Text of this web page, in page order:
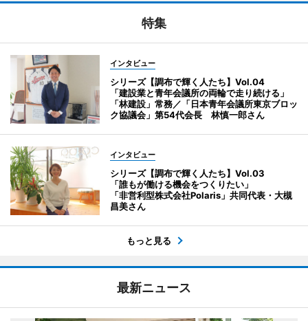
特集
インタビュー
シリーズ【調布で輝く人たち】Vol.04
「建設業と青年会議所の両輪で走り続ける」
「林建設」常務／「日本青年会議所東京ブロッ
ク協議会」第54代会長 林慎一郎さん
インタビュー
シリーズ【調布で輝く人たち】Vol.03
「誰もが働ける機会をつくりたい」
「非営利型株式会社Polaris」共同代表・大槻
昌美さん
もっと見る
最新ニュース